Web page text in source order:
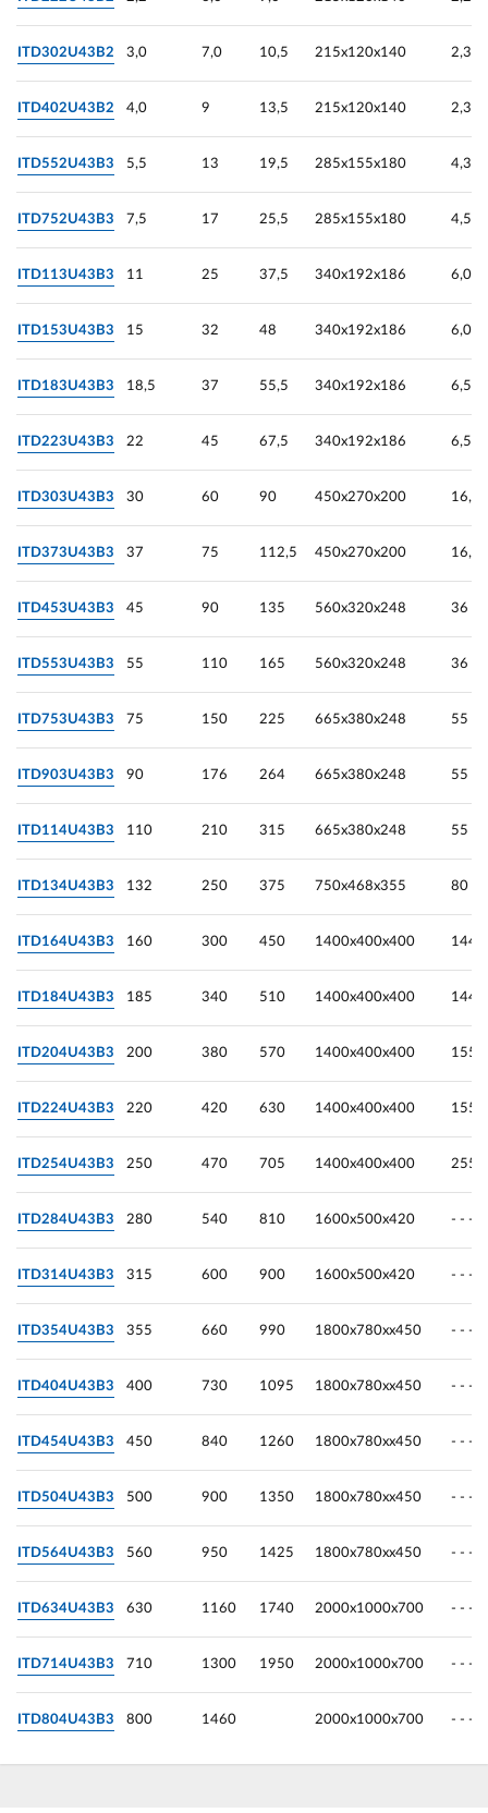
ITD302U43B2 3,0 7,0 10,5 215х120х140 2,3
ITD402U43B2 4,0 9 13,5 215х120х140 2,3
ITD552U43B3 5,5 13 19,5 285х155х180 4,3
ITD752U43B3 7,5 17 25,5 285х155х180 4,5
ITD113U43B3 11 25 37,5 340х192х186 6,0
ITD153U43B3 15 32 48 340х192х186 6,0
ITD183U43B3 18,5 37 55,5 340х192х186 6,5
ITD223U43B3 22 45 67,5 340х192х186 6,5
ITD303U43B3 30 60 90 450х270х200 16,1
ITD373U43B3 37 75 112,5 450х270х200 16,1
ITD453U43B3 45 90 135 560х320х248 36
ITD553U43B3 55 110 165 560х320х248 36
ITD753U43B3 75 150 225 665х380х248 55
ITD903U43B3 90 176 264 665х380х248 55
ITD114U43B3 110 210 315 665х380х248 55
ITD134U43B3 132 250 375 750х468х355 80
ITD164U43B3 160 300 450 1400х400х400 144
ITD184U43B3 185 340 510 1400х400х400 144
ITD204U43B3 200 380 570 1400х400х400 155
ITD224U43B3 220 420 630 1400х400х400 155
ITD254U43B3 250 470 705 1400х400х400 255
ITD284U43B3 280 540 810 1600х500х420 - - -
ITD314U43B3 315 600 900 1600х500х420 - - -
ITD354U43B3 355 660 990 1800х780хх450 - - -
ITD404U43B3 400 730 1095 1800х780хх450 - - -
ITD454U43B3 450 840 1260 1800х780хх450 - - -
ITD504U43B3 500 900 1350 1800х780хх450 - - -
ITD564U43B3 560 950 1425 1800х780хх450 - - -
ITD634U43B3 630 1160 1740 2000х1000х700 - - -
ITD714U43B3 710 1300 1950 2000х1000х700 - - -
ITD804U43B3 800 1460 2000х1000х700 - - -